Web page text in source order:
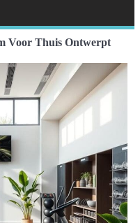
Voor Thuis Ontwerpt